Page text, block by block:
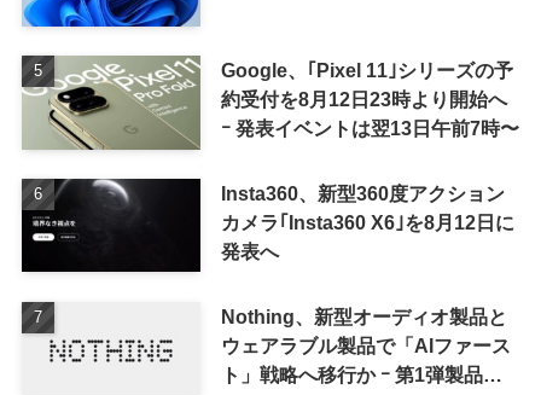
Google、｢Pixel 11｣シリーズの予
約受付を8月12日23時より開始へ
ｰ 発表イベントは翌13日午前7時〜
Insta360、新型360度アクション
カメラ｢Insta360 X6｣を8月12日に
発表へ
Nothing、新型オーディオ製品と
ウェアラブル製品で「AIファース
ト」戦略へ移行か ｰ 第1弾製品は